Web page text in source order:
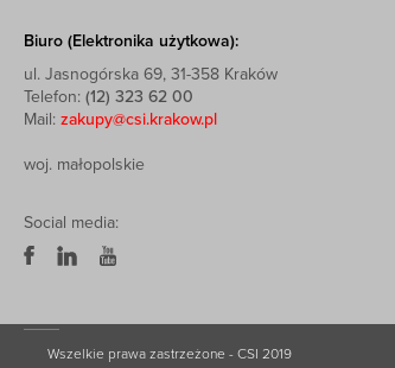
Biuro (Elektronika użytkowa):
ul. Jasnogórska 69, 31-358 Kraków
Telefon: (12) 323 62 00
Mail: zakupy@csi.krakow.pl
woj. małopolskie
Social media:
Wszelkie prawa zastrzeżone - CSI 2019